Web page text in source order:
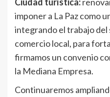
imponer a La Paz como
integrando el trabajo
comercio local, para
firmamos un convenio
la Mediana Empresa.
Continuaremos